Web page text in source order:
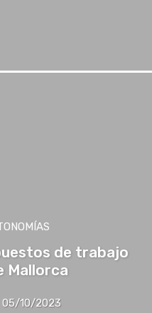
de trabajo
Mallorca
05/10/2023